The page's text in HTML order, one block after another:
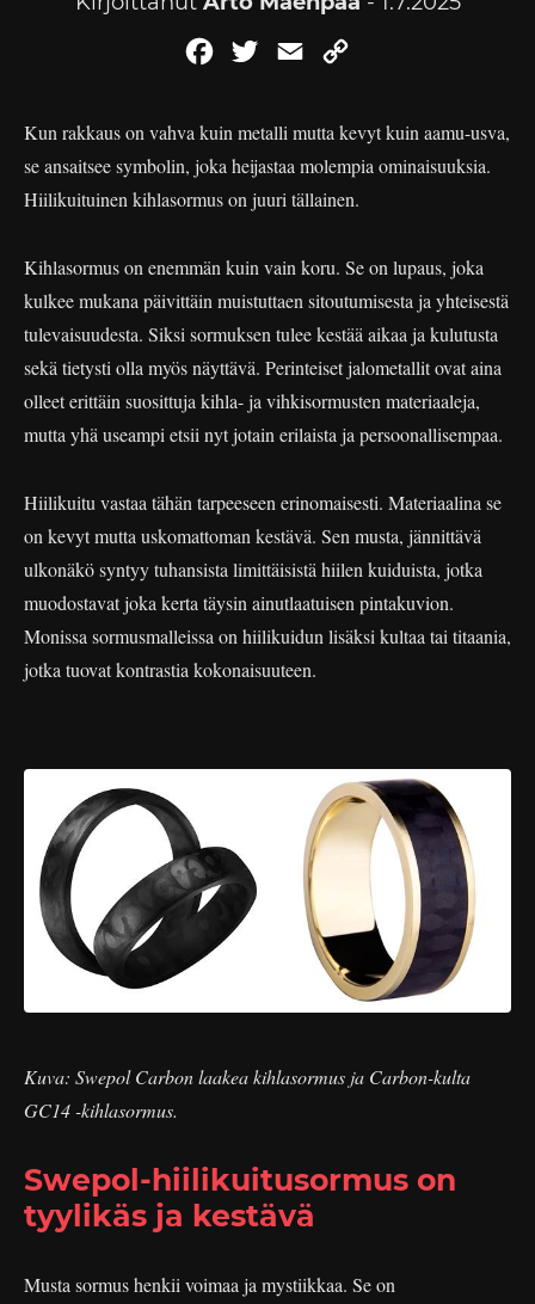
FacebookTwitterEmail
Kun rakkaus on vahva kuin metalli mutta kevyt kuin aamu-usva,
se ansaitsee symbolin, joka heijastaa molempia ominaisuuksia.
Hiilikuituinen kihlasormus on juuri tällainen.
Kihlasormus on enemmän kuin vain koru. Se on lupaus, joka
kulkee mukana päivittäin muistuttaen sitoutumisesta ja yhteisestä
tulevaisuudesta. Siksi sormuksen tulee kestää aikaa ja kulutusta
sekä tietysti olla myös näyttävä. Perinteiset jalometallit ovat aina
olleet erittäin suosittuja kihla- ja vihkisormusten materiaaleja,
mutta yhä useampi etsii nyt jotain erilaista ja persoonallisempaa.
Hiilikuitu vastaa tähän tarpeeseen erinomaisesti. Materiaalina se
on kevyt mutta uskomattoman kestävä. Sen musta, jännittävä
ulkonäkö syntyy tuhansista limittäisistä hiilen kuiduista, jotka
muodostavat joka kerta täysin ainutlaatuisen pintakuvion.
Monissa sormusmalleissa on hiilikuidun lisäksi kultaa tai titaania,
jotka tuovat kontrastia kokonaisuuteen.
Kuva: Swepol Carbon laakea kihlasormus ja Carbon-kulta
GC14 -kihlasormus.
Swepol-hiilikuitusormus on
tyylikäs ja kestävä
Musta sormus henkii voimaa ja mystiikkaa. Se on